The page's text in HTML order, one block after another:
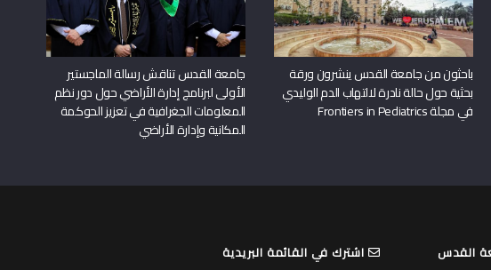
باحثون من جامعة القدس ينشرون ورقة
بحثية حول حالة نادرة لالتهاب الدم الوليدي
في مجلة Frontiers in Pediatrics
جامعة القدس تناقش رسالة الماجستير
الأولى لبرنامج إدارة الأراضي حول دور نظم
المعلومات الجغرافية في تعزيز الحوكمة
المكانية وإدارة الأراضي
القدس
اشترك في القائمة البريدية